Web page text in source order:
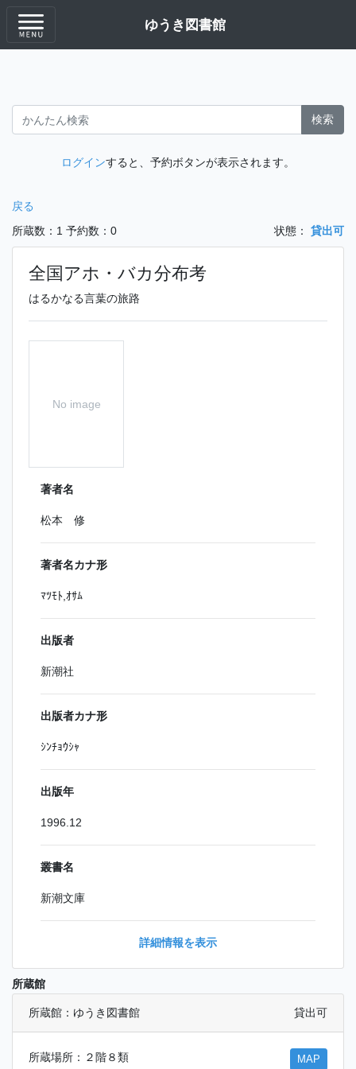
ゆうき図書館
検索
ログインすると、予約ボタンが表示されます。
戻る
所蔵数：1 予約数：0 状態： 貸出可
全国アホ・バカ分布考
はるかなる言葉の旅路
No image
著者名
松本 修
著者名カナ形
ﾏﾂﾓﾄ,ｵｻﾑ
出版者
新潮社
出版者カナ形
ｼﾝﾁｮｳｼｬ
出版年
1996.12
叢書名
新潮文庫
詳細情報を表示
所蔵館
所蔵館：ゆうき図書館 貸出可
所蔵場所：２階８類 MAP